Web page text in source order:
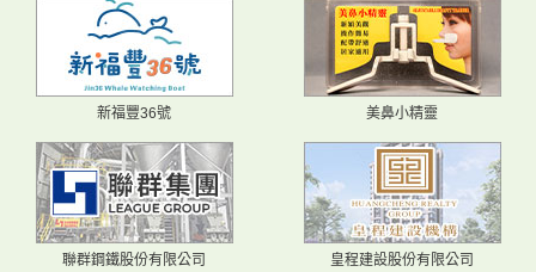
新福豐36號 美鼻小精靈
聯群鋼鐵股份有限公司 皇程建設股份有限公司